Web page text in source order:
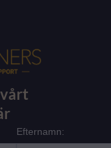
Efternamn: